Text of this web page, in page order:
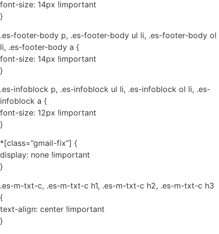
font-size: 14px !important
}
.es-footer-body p, .es-footer-body ul li, .es-footer-body ol
li, .es-footer-body a {
font-size: 14px !important
}
.es-infoblock p, .es-infoblock ul li, .es-infoblock ol li, .es-
infoblock a {
font-size: 12px !important
}
*[class=”gmail-fix”] {
display: none !important
}
.es-m-txt-c, .es-m-txt-c h1, .es-m-txt-c h2, .es-m-txt-c h3
{
text-align: center !important
}